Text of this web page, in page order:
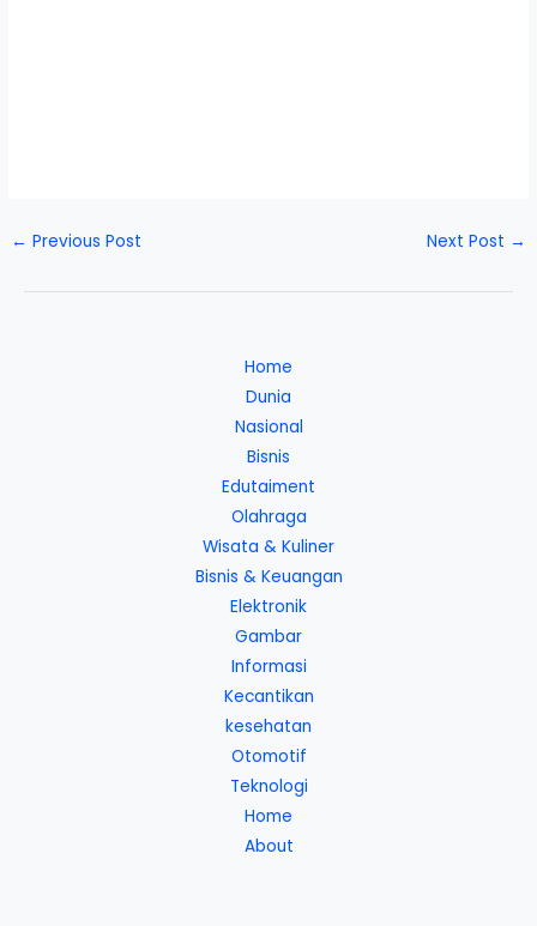
← Previous Post Next Post →
Home
Dunia
Nasional
Bisnis
Edutaiment
Olahraga
Wisata & Kuliner
Bisnis & Keuangan
Elektronik
Gambar
Informasi
Kecantikan
kesehatan
Otomotif
Teknologi
Home
About